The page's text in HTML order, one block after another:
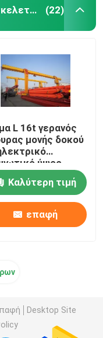
Ενιαίος γερανός ατσάλινων σκελετών δοκών (22)
L 16t γερανός
μονής δοκού
ύψος
6m 9m
Καλύτερη τιμή
επαφή
Desktop Site